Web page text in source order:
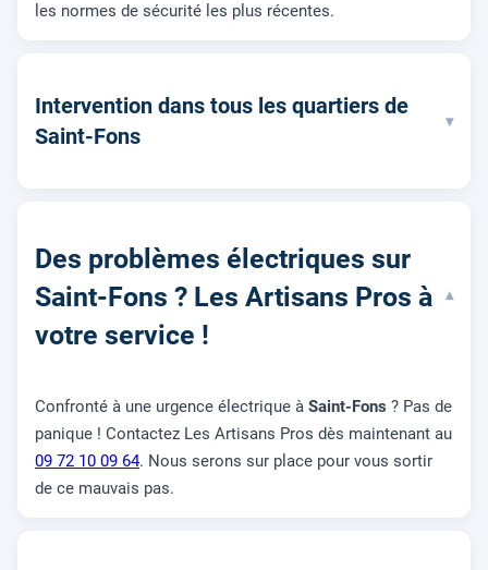
les normes de sécurité les plus récentes.
Intervention dans tous les quartiers de
Saint-Fons
▾
Des problèmes électriques sur
Saint-Fons ? Les Artisans Pros à
votre service !
▾
Confronté à une urgence électrique à Saint-Fons ? Pas de
panique ! Contactez Les Artisans Pros dès maintenant au
09 72 10 09 64. Nous serons sur place pour vous sortir
de ce mauvais pas.